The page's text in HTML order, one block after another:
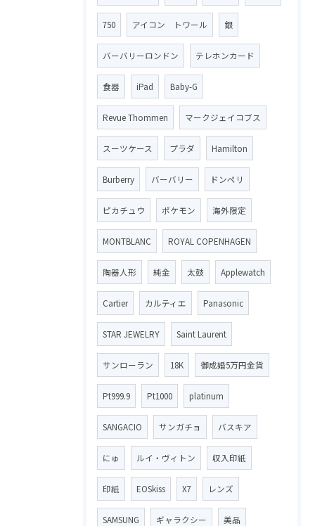
750 アイコン トワール 銀
バーバリーロンドン テレホンカード
食器 iPad Baby-G
Revue Thommen マークジェイコブス
スーツケース プラダ Hamilton
Burberry バーバリー ドンペリ
ピカチュウ ポケモン 海外限定
MONTBLANC ROYAL COPENHAGEN
陶器人形 純金 太鼓 Applewatch
Cartier カルティエ Panasonic
STAR JEWELRY Saint Laurent
サンローラン 18K 御成婚5万円金貨
Pt999.9 Pt1000 platinum
SANGACIO サンガチョ バスキア
にゅ ルイ・ヴィトン 収入印紙
印紙 EOSkiss X7 レンズ
SAMSUNG ギャラクシー 美品